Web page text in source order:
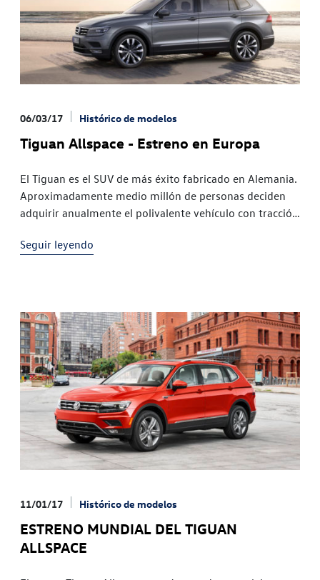
06/03/17 Histórico de modelos
Tiguan Allspace - Estreno en Europa
El Tiguan es el SUV de más éxito fabricado en Alemania.
Aproximadamente medio millón de personas deciden
adquirir anualmente el polivalente vehículo con tracción
generación del SUV. Volkswagen continúa avanzando y
Seguir leyendo
11/01/17 Histórico de modelos
ESTRENO MUNDIAL DEL TIGUAN
ALLSPACE